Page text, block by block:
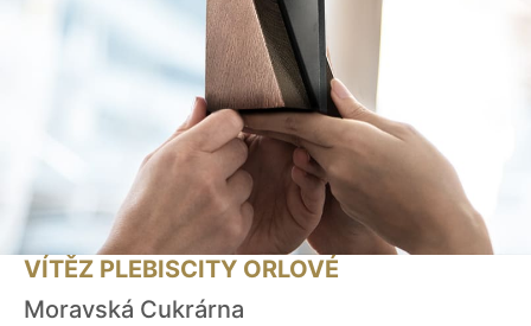
VÍTĚZ PLEBISCITY ORLOVÉ
Moravská Cukrárna